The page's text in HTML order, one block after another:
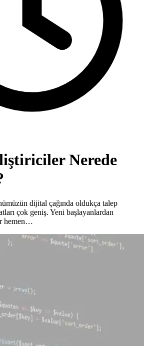
Nerede
dijital çağında oldukça talep
çok geniş. Yeni başlayanlardan
hemen…